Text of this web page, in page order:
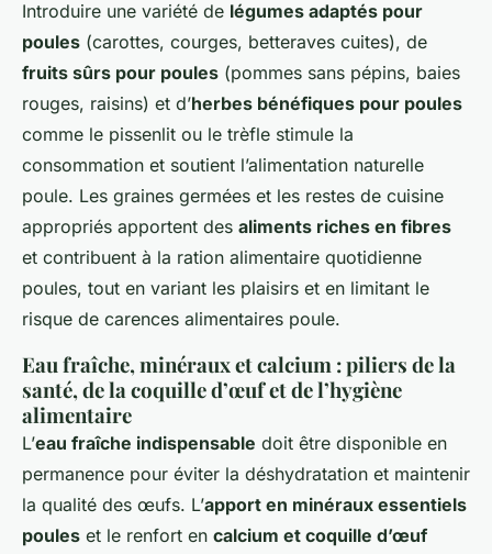
Introduire une variété de légumes adaptés pour
poules (carottes, courges, betteraves cuites), de
fruits sûrs pour poules (pommes sans pépins, baies
rouges, raisins) et d’herbes bénéfiques pour poules
comme le pissenlit ou le trèfle stimule la
consommation et soutient l’alimentation naturelle
poule. Les graines germées et les restes de cuisine
appropriés apportent des aliments riches en fibres
et contribuent à la ration alimentaire quotidienne
poules, tout en variant les plaisirs et en limitant le
risque de carences alimentaires poule.
Eau fraîche, minéraux et calcium : piliers de la
santé, de la coquille d’œuf et de l’hygiène
alimentaire
L’eau fraîche indispensable doit être disponible en
permanence pour éviter la déshydratation et maintenir
la qualité des œufs. L’apport en minéraux essentiels
poules et le renfort en calcium et coquille d’œuf